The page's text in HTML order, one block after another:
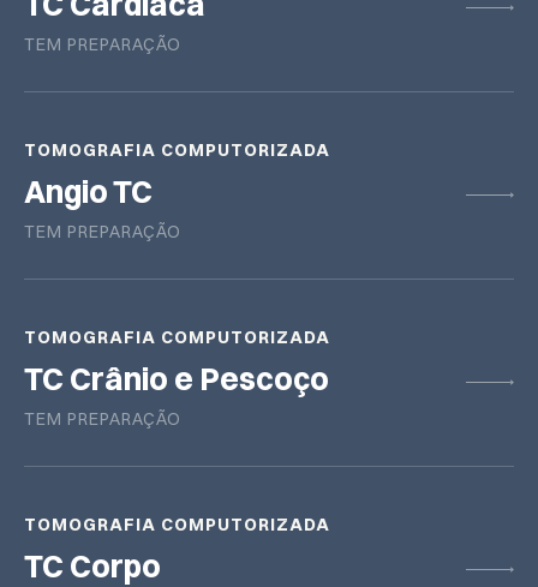
TEM PREPARAÇÃO
TOMOGRAFIA COMPUTORIZADA
Angio TC
TEM PREPARAÇÃO
TOMOGRAFIA COMPUTORIZADA
TC Crânio e Pescoço
TEM PREPARAÇÃO
TOMOGRAFIA COMPUTORIZADA
TC Corpo